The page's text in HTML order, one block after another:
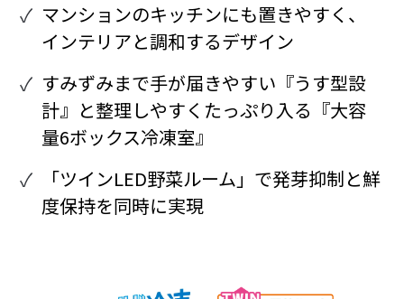
マンションのキッチンにも置きやすく、
インテリアと調和するデザイン
すみずみまで手が届きやすい『うす型設
計』と整理しやすくたっぷり入る『大容
量6ボックス冷凍室』
「ツインLED野菜ルーム」で発芽抑制と鮮
度保持を同時に実現